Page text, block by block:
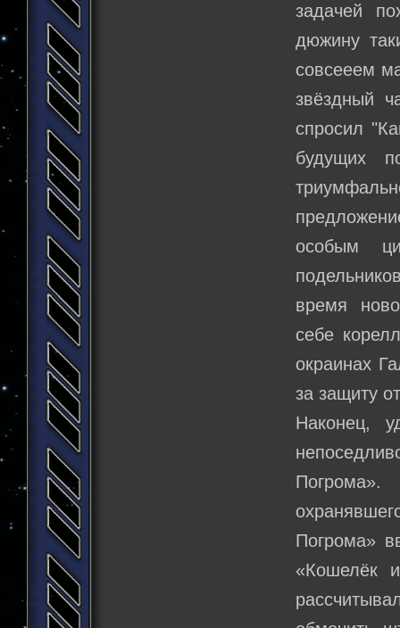
задачей
дюжину
совсееем
звёздный
спросил
будущих
особым
время
себе
окраинах
за защиту
Наконец,
Погрома».
Погрома»
«Кошелёк